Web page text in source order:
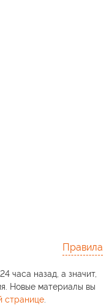
Правила
часа назад, а значит,
Новые материалы вы
странице.